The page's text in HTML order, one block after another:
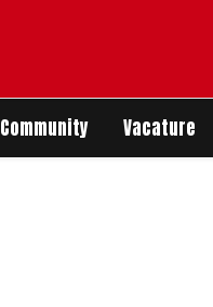
Community Vacature